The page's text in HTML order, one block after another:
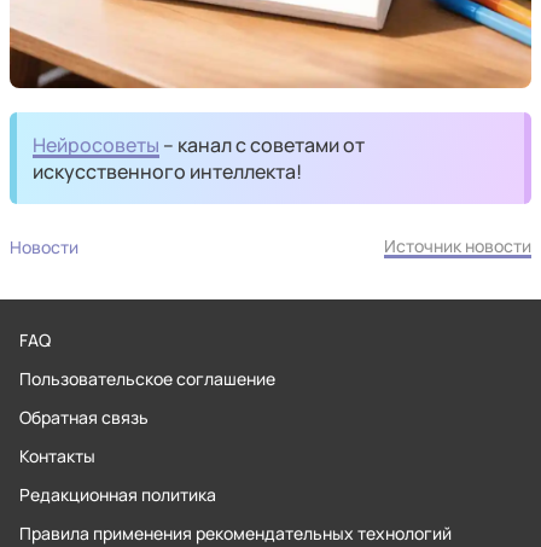
Нейросоветы – канал с советами от
искусственного интеллекта!
Новости Источник новости
FAQ
Пользовательское соглашение
Обратная связь
Контакты
Редакционная политика
Правила применения рекомендательных технологий